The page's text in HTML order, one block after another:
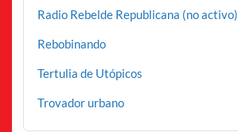
Radio Rebelde Republicana (no activo)
Rebobinando
Tertulia de Utópicos
Trovador urbano